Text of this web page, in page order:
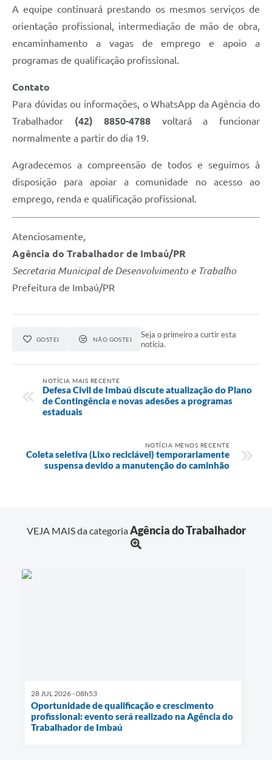
A equipe continuará prestando os mesmos serviços de
orientação profissional, intermediação de mão de obra,
encaminhamento a vagas de emprego e apoio a
programas de qualificação profissional.
Contato
Para dúvidas ou informações, o WhatsApp da Agência do
Trabalhador (42) 8850-4788 voltará a funcionar
normalmente a partir do dia 19.
Agradecemos a compreensão de todos e seguimos à
disposição para apoiar a comunidade no acesso ao
emprego, renda e qualificação profissional.
Atenciosamente,
Agência do Trabalhador de Imbaú/PR
Secretaria Municipal de Desenvolvimento e Trabalho
Prefeitura de Imbaú/PR
GOSTEI NÃO GOSTEI
Seja o primeiro a curtir esta
notícia.
NOTÍCIA MAIS RECENTE
Defesa Civil de Imbaú discute atualização do Plano
de Contingência e novas adesões a programas
estaduais
NOTÍCIA MENOS RECENTE
Coleta seletiva (Lixo reciclável) temporariamente
suspensa devido a manutenção do caminhão
VEJA MAIS da categoriaAgência do Trabalhador
28 JUL 2026 - 08h53
Oportunidade de qualificação e crescimento
profissional: evento será realizado na Agência do
Trabalhador de Imbaú